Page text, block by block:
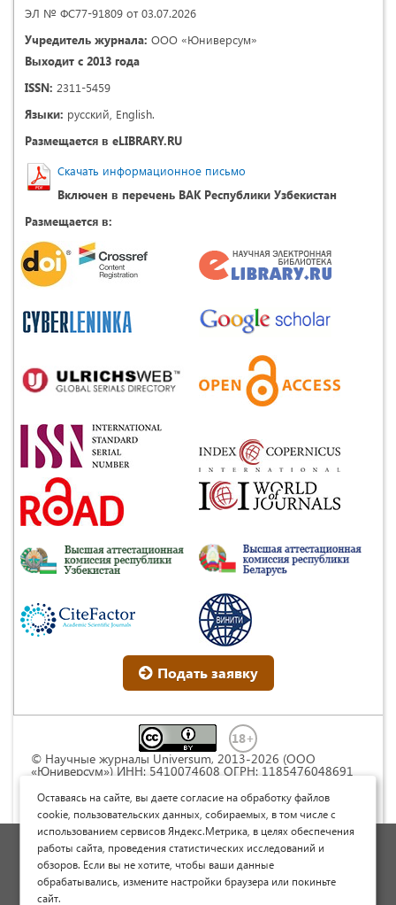
ЭЛ № ФС77-91809 от 03.07.2026
Учредитель журнала: ООО «Юниверсум»
Выходит с 2013 года
ISSN: 2311-5459
Языки: русский, English.
Размещается в eLIBRARY.RU
Скачать информационное письмо
Включен в перечень ВАК Республики Узбекистан
Размещается в:
Подать заявку
© Научные журналы Universum, 2013-2026 (ООО
«Юниверсум») ИНН: 5410074608 ОГРН: 1185476048691
Commons « Attribution» («Атрибуция») 4.0
Непортированная
Политика обработки персональных данных
Договор оферты
Опубликовать научную статью
Оставаясь на сайте, вы даете согласие на обработку файлов
cookie, пользовательских данных, собираемых, в том числе с
использованием сервисов Яндекс.Метрика, в целях обеспечения
работы сайта, проведения статистических исследований и
обзоров. Если вы не хотите, чтобы ваши данные
обрабатывались, измените настройки браузера или покиньте
сайт.